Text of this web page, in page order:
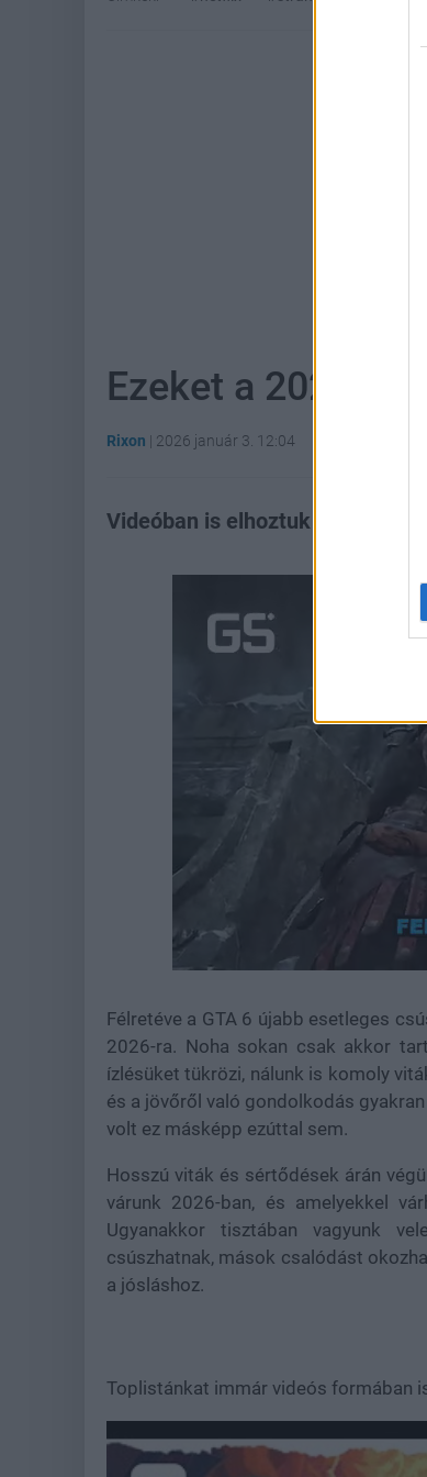
Ezeket a 2026-
Rixon | 2026 január 3. 12:04
Videóban is elhoztuk nektek
22.07%
Félretéve a GTA 6 újabb esetleges
2026-ra. Noha sokan csak akkor
ízlésüket tükrözi, nálunk is komoly
és a jövőről való gondolkodás
volt ez másképp ezúttal sem.
Hosszú viták és sértődések árán
várunk 2026-ban, és amelyekkel
Ugyanakkor tisztában vagyunk
csúszhatnak, mások csalódást
a jósláshoz.
Toplistánkat immár videós formában